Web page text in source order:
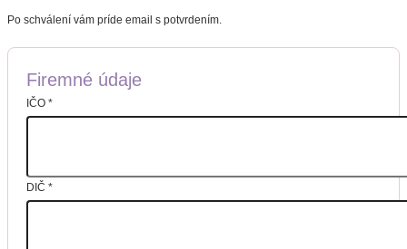
Po schválení vám príde email s potvrdením.
Firemné údaje
IČO *
DIČ *